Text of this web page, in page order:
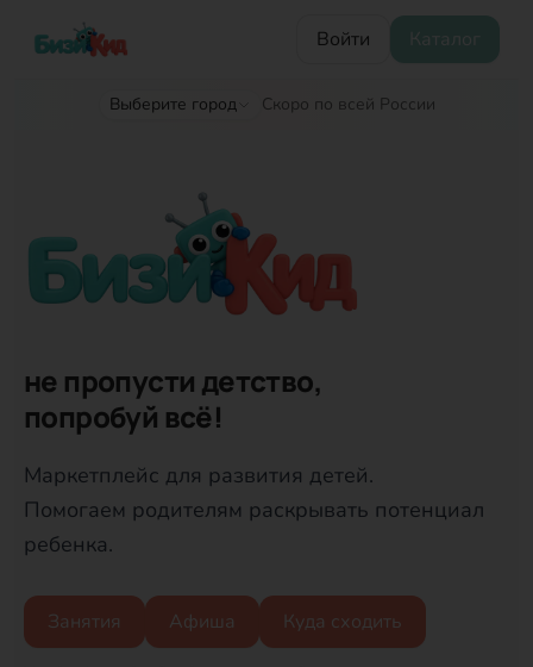
Войти Каталог
Выберите город Скоро по всей России
не пропусти детство,
попробуй всё!
Маркетплейс для развития детей.
Помогаем родителям раскрывать потенциал
ребенка.
Занятия Афиша Куда сходить